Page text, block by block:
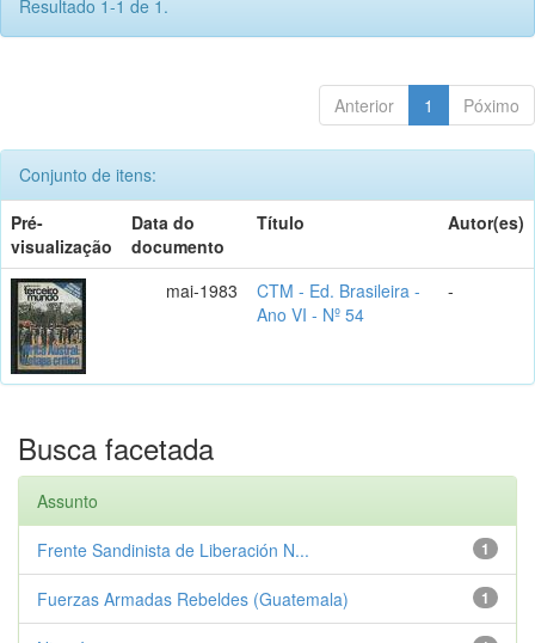
Resultado 1-1 de 1.
Anterior 1 Póximo
Conjunto de itens:
Pré-
visualização
Data do
documento
Título Autor(es)
mai-1983
CTM - Ed. Brasileira -
Ano VI - Nº 54
-
Busca facetada
Assunto
1
Frente Sandinista de Liberación N...
1
Fuerzas Armadas Rebeldes (Guatemala)